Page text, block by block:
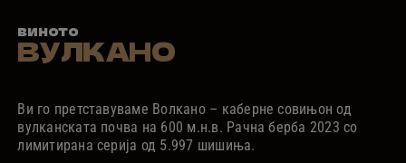
виното
ВУЛКАНО
Ви го претставуваме Волкано – каберне совињон од
вулканската почва на 600 м.н.в. Рачна берба 2023 со
лимитирана серија од 5.997 шишиња.